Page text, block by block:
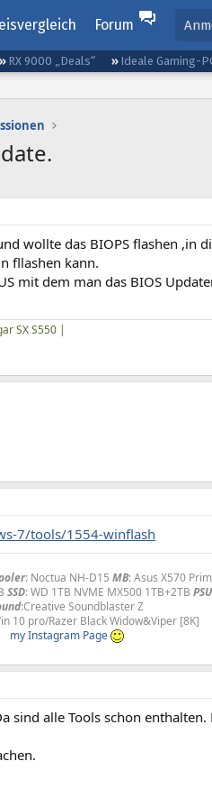
Forum
RX 9000 „Deals“ Ideale Gaming-
wollte das BIOPS flashen ,in
fllashen kann.
mit dem man das BIOS
SX S550 |
7/tools/1554-winflash
: Noctua NH-D15 MB: Asus X570
SSD: WD 1TB NVME MX500 1TB+2TB PSU
:Creative Soundblaster Z
10 pro/Razer Black Widow&Viper [8K]
my Instagram Page
sind alle Tools schon